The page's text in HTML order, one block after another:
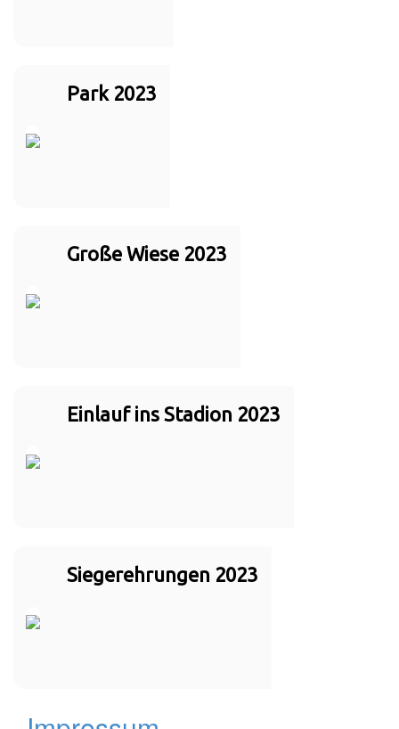
Park 2023
Große Wiese 2023
Einlauf ins Stadion 2023
Siegerehrungen 2023